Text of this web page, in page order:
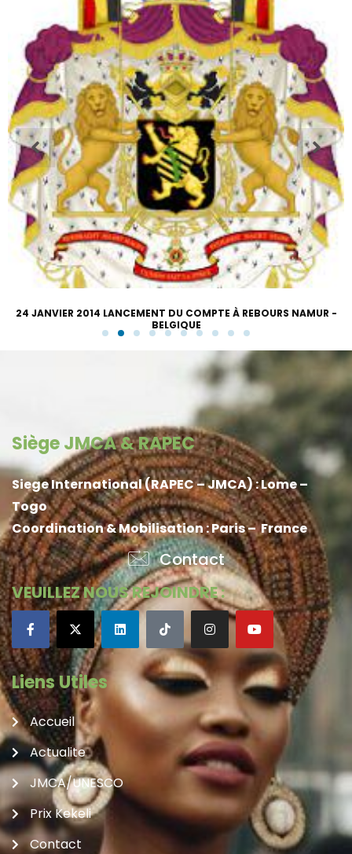
24 JANVIER 2014 LANCEMENT DU COMPTE À REBOURS NAMUR -
BELGIQUE
Siège JMCA & RAPEC
Siege International (RAPEC – JMCA) : Lome –
Togo
Coordination & Mobilisation : Paris – France
Contact
VEUILLEZ NOUS REJOINDRE :
Liens Utiles
Accueil
Actualite
JMCA/UNESCO
Prix Kekeli
Contact